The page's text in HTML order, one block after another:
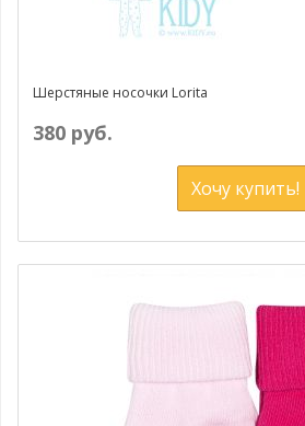
Шерстяные носочки Lorita
380 руб.
Хочу купить!